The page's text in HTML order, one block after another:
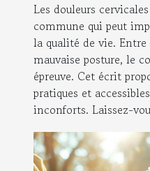
Les douleurs
commune qui peut
la qualité de vie.
mauvaise posture, le
épreuve. Cet écrit
pratiques et
inconforts. Laissez-